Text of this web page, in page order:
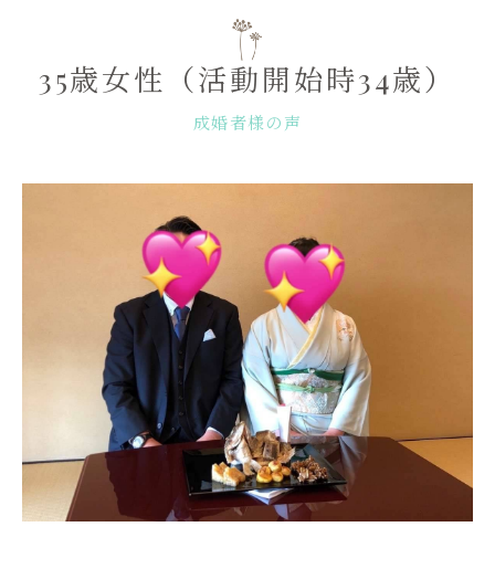
成婚者様の声
35歳女性（活動開始時34歳）